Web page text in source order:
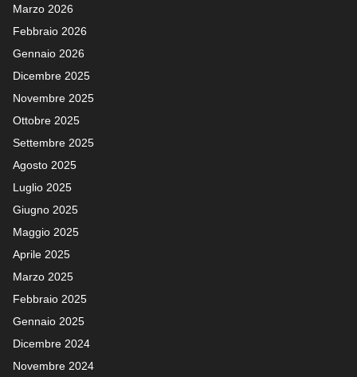
Marzo 2026
Febbraio 2026
Gennaio 2026
Dicembre 2025
Novembre 2025
Ottobre 2025
Settembre 2025
Agosto 2025
Luglio 2025
Giugno 2025
Maggio 2025
Aprile 2025
Marzo 2025
Febbraio 2025
Gennaio 2025
Dicembre 2024
Novembre 2024